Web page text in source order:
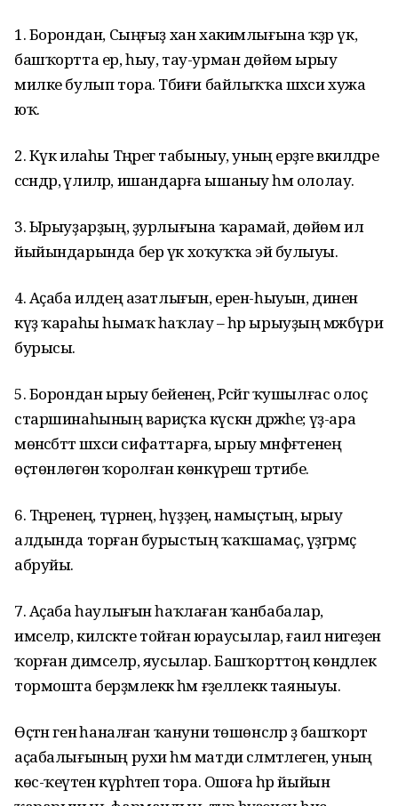
1. Борондан, Сыңғыҙ хан хакимлығына ҡәҙәр үк,
башҡортта ер, һыу, тау-урман дөйөм ырыу
милке булып тора. Тәбиғи байлыҡҡа шәхси хужа
юҡ.
2. Күк илаһы Тәңрегә табыныу, уның ерҙәге вәкилдәре
сәсәндәр, әүлиәләр, ишандарға ышаныу һәм ололау.
3. Ырыуҙарҙың, ҙурлығына ҡарамай, дөйөм ил
йыйындарында бер үк хоҡуҡҡа эйә булыуы.
4. Аҫаба илдең азатлығын, ерен-һыуын, динен
күҙ ҡараһы һымаҡ һаҡлау – һәр ырыуҙың мәжбүри
бурысы.
5. Борондан ырыу бейенең, Рәсәйгә ҡушылғас олоҫ
старшинаһының вариҫҡа күскән дәрәжәһе; үҙ-ара
мөнәсәбәттә шәхси сифаттарға, ырыу мәнфәғәтенең
өҫтөнлөгөнә ҡоролған көнкүреш тәртибе.
6. Тәңренең, түрәнең, һүҙҙең, намыҫ­тың, ырыу
алдында торған бурыстың ҡаҡшамаҫ, үҙгәрмәҫ
абруйы.
7. Аҫаба һаулығын һаҡлаған ҡанба­балар,
имселәр, киләсәкте тойған юраусылар, ғаилә нигеҙен
ҡорған димселәр, яусылар. Башҡорттоң көндәлек
тормошта берҙәмлеккә һәм ғәҙеллеккә таяныуы.
Өҫтән генә һаналған ҡануни төшөн­сәләр ҙә башҡорт
аҫабалығының рухи һәм матди сәләмәтлеген, уның
көс-ҡеүәтен күрһәтеп тора. Ошоға һәр йыйын